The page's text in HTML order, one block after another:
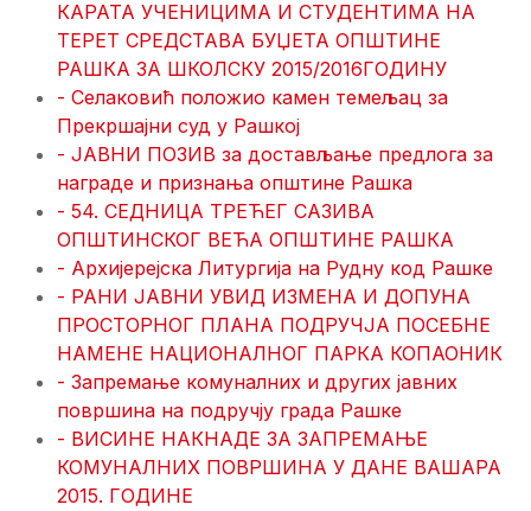
КАРАТА УЧЕНИЦИМА И СТУДЕНТИМА НА
ТЕРЕТ СРЕДСТАВА БУЏЕТА ОПШТИНЕ
РАШКА ЗА ШКОЛСКУ 2015/2016ГОДИНУ
- Селаковић положио камен темељац за
Прекршајни суд у Рашкој
- ЈАВНИ ПОЗИВ за достављање предлога за
награде и признања општине Рашка
- 54. СЕДНИЦА ТРЕЋЕГ САЗИВА
ОПШТИНСКОГ ВЕЋА ОПШТИНЕ РАШКА
- Архијерејска Литургија на Рудну код Рашке
- РАНИ ЈАВНИ УВИД ИЗМЕНА И ДОПУНА
ПРОСТОРНОГ ПЛАНА ПОДРУЧЈА ПОСЕБНЕ
НАМЕНЕ НАЦИОНАЛНОГ ПАРКА КОПАОНИК
- Запремање комуналних и других јавних
површина на подручју града Рашке
- ВИСИНЕ НАКНАДЕ ЗА ЗАПРЕМАЊЕ
КОМУНАЛНИХ ПОВРШИНА У ДАНЕ ВАШАРА
2015. ГОДИНЕ